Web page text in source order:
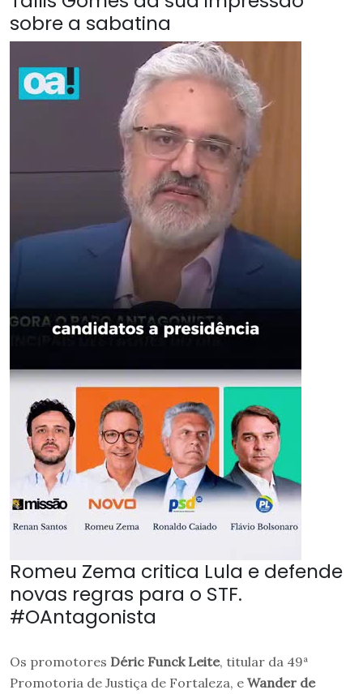
sobre a sabatina
Romeu Zema critica Lula e defende
novas regras para o STF.
#OAntagonista
Os promotores Déric Funck Leite, titular da 49ª
Promotoria de Justiça de Fortaleza, e Wander de